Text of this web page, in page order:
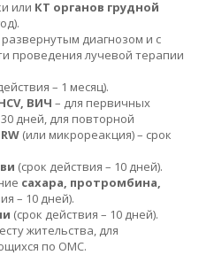
или КТ органов грудной
развернутым диагнозом и с
проведения лучевой терапии
– 1 месяц).
ВИЧ – для первичных
дней, для повторной
RW (или микрореакция) – срок
(срок действия – 10 дней).
сахара, протромбина,
– 10 дней).
(срок действия – 10 дней).
жительства, для
по ОМС.